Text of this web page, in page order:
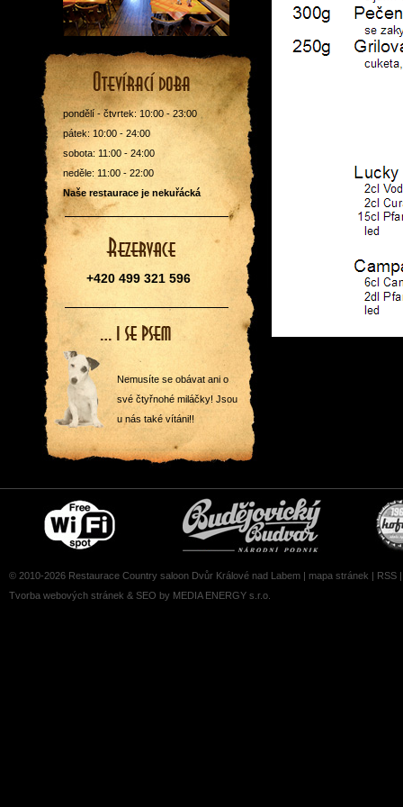
pondělí - čtvrtek: 10:00 - 23:00
pátek: 10:00 - 24:00
sobota: 11:00 - 24:00
neděle: 11:00 - 22:00
Naše restaurace je nekuřácká
+420 499 321 596
Nemusíte se obávat ani o
své čtyřnohé miláčky! Jsou
u nás také vítáni!!
© 2010-2026 Restaurace Country saloon Dvůr Králové nad Labem | mapa stránek | RSS
Tvorba webových stránek & SEO by MEDIA ENERGY s.r.o.